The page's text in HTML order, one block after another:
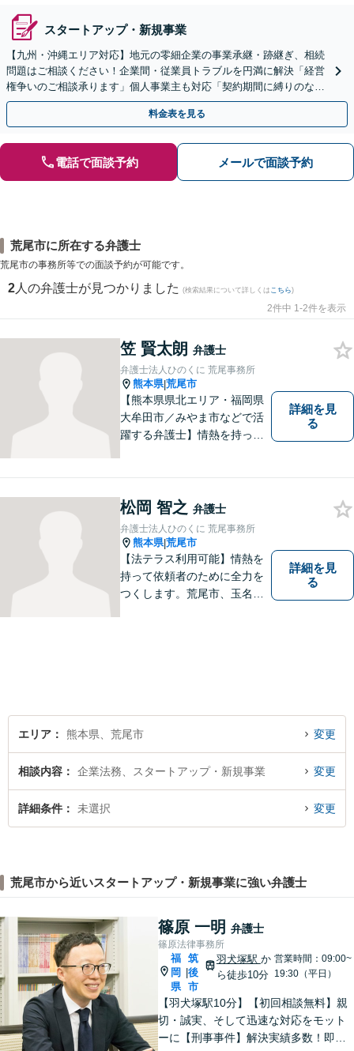
スタートアップ・新規事業
【九州・沖縄エリア対応】地元の零細企業の事業承継・跡継ぎ、相続
問題はご相談ください！企業間・従業員トラブルを円満に解決「経営
権争いのご相談承ります」個人事業主も対応「契約期間に縛りのない
顧問契約あり」【夜間・休日面談｜ビデオ面談対応】
料金表を見る
電話で面談予約 メールで面談予約
荒尾市に所在する弁護士
荒尾市の事務所等での面談予約が可能です。
2 人の弁護士が見つかりました (検索結果について詳しくは こちら)
2件中 1-2件を表示
笠 賢太朗 弁護士
弁護士法人ひのくに 荒尾事務所
熊本県|荒尾市
【熊本県県北エリア・福岡県
大牟田市／みやま市などで活
躍する弁護士】情熱を持って
す。離婚 、相続、交通事故、
企業法務など幅広いお困りご
とに対応可能です！
詳細を見
る
松岡 智之 弁護士
弁護士法人ひのくに 荒尾事務所
熊本県|荒尾市
【法テラス利用可能】情熱を
持って依頼者のために全力を
つくします。荒尾市、玉名郡
詳細を見
る
エリア 熊本県、荒尾市 変更
相談内容 企業法務、スタートアップ・新規事業 変更
詳細条件 未選択 変更
荒尾市から近いスタートアップ・新規事業に強い弁護士
篠原 一明 弁護士
篠原法律事務所
福
岡
県
|
筑
後
市
羽犬塚駅 か
ら徒歩10分
営業時間：09:00~
19:30（平日）
【羽犬塚駅10分】【初回相談無料】親
切・誠実、そして迅速な対応をモット
ーに【刑事事件】解決実績多数！即時